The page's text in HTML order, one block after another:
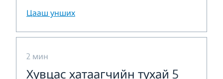
Цааш унших
2 мин
Хувцас хатаагчийн тухай 5